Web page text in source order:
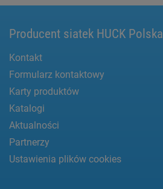
Producent siatek HUCK Polska
Kontakt
Formularz kontaktowy
Karty produktów
Katalogi
Aktualności
Partnerzy
Ustawienia plików cookies